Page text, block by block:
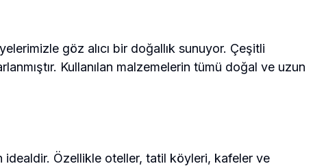
göz alıcı bir doğallık sunuyor. Çeşitli
Kullanılan malzemelerin tümü doğal ve uzun
idealdir. Özellikle oteller, tatil köyleri, kafeler ve